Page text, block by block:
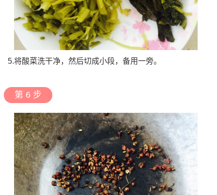
5.将酸菜洗干净，然后切成小段，备用一旁。
第 6 步